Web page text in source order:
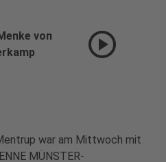
von
play_circle
war am Mittwoch mit
MÜNSTER-